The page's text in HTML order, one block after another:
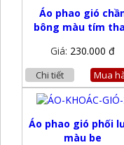
Áo phao gió
bông màu tím
Giá: 230.000 đ
Chi tiết Mua
Áo phao gió phối
màu be